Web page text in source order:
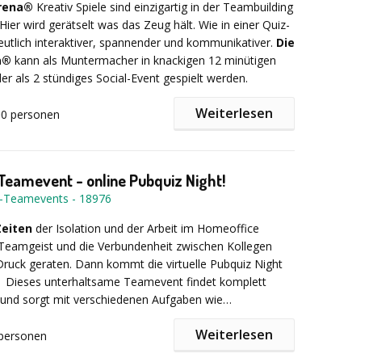
sondern auch positive Erinnerungen und
schafft.
Erleben, Überzeugen, Verkaufen
maßgeschneiderte Marketing-Events zu
passender Location und unterhaltsamem
Kreativ Spiele sind einzigartig in der Teambuilding
wird gerätselt was das Zeug hält. Wie in einer Quiz-
interaktiver, spannender und kommunikativer. Die
kann als Muntermacher in knackigen 12 minütigen
als 2 stündiges Social-Event gespielt werden.
für ein Home Office Teambuilding durchfürbar. Sie
in Deutsch oder in English charmamt und
begeistert kleine wie große Gruppe von 20 bis 1000
stärkt den Teamgeist nachhaltig.
personen Weiterlesen
- online Pubquiz Night!
- 18976
der Isolation und der Arbeit im Homeoffice
und die Verbundenheit zwischen Kollegen
geraten. Dann kommt die virtuelle Pubquiz Night
Dieses unterhaltsame Teamevent findet komplett
sorgt mit verschiedenen Aufgaben wie
usw. für einen ordentlichen Motivationsschub, viel
Weiterlesen